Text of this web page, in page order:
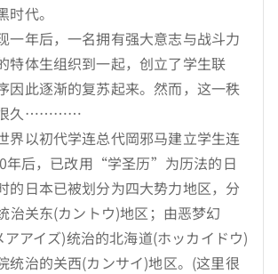
代。
一年后，一名拥有强大意志与战斗力
特体生组织到一起，创立了学生联
因此逐渐的复苏起来。然而，这一秩
很久…………
界以初代学连总代岡邪马建立学生连
年后，已改用“学圣历”为历法的日
的日本已被划分为四大势力地区，分
治关东(カントウ)地区；由恶梦幻
アイズ)统治的北海道(ホッカイドウ)
统治的关西(カンサイ)地区。(这里很